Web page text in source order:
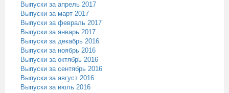
Выпуски за апрель 2017
Выпуски за март 2017
Выпуски за февраль 2017
Выпуски за январь 2017
Выпуски за декабрь 2016
Выпуски за ноябрь 2016
Выпуски за октябрь 2016
Выпуски за сентябрь 2016
Выпуски за август 2016
Выпуски за июль 2016